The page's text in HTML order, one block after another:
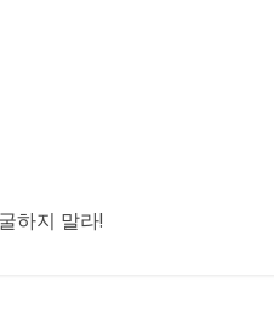
하지 말라!